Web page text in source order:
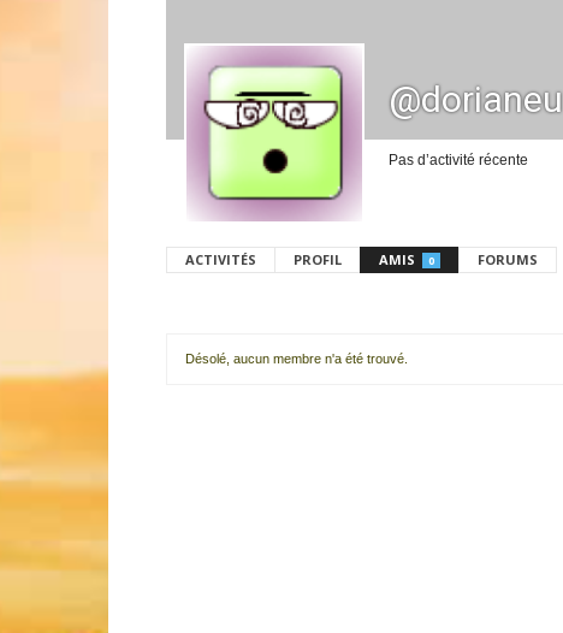
@dorianeu
Pas d’activité récente
ACTIVITÉS PROFIL AMIS 0 FORUMS
Désolé, aucun membre n'a été trouvé.